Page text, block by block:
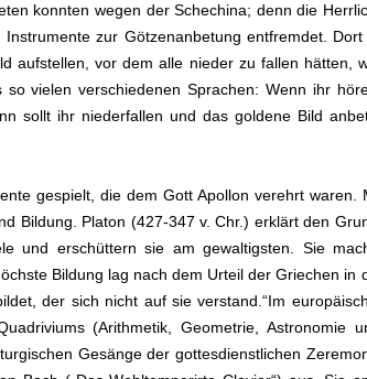
konnten wegen der Schechina; denn die
zur Götzenanbetung entfremdet.
vor dem alle nieder zu fallen hätten,
vielen verschiedenen Sprachen: Wenn ihr
sollt ihr niederfallen und das goldene Bild
gespielt, die dem Gott Apollon verehrt
Bildung. Platon (427-347 v. Chr.) erklärt den
und erschüttern sie am gewaltigsten. Sie
Bildung lag nach dem Urteil der Griechen
der sich nicht auf sie verstand.“Im
(Arithmetik, Geometrie, Astronomie
Gesänge der gottesdienstlichen